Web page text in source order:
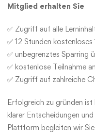
Mitglied erhalten Sie
✅ Zugriff auf alle
✅ 12 Stunden
✅ unbegrenztes Sparring
✅ kostenlose Teilnahme
✅ Zugriff auf zahlreiche
Erfolgreich zu gründen ist
klarer Entscheidungen
Plattform begleiten wir